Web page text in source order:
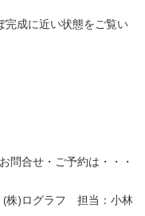
完成に近い状態をご覧い
問合せ・ご予約は・・・
(株)ログラフ 担当：小林